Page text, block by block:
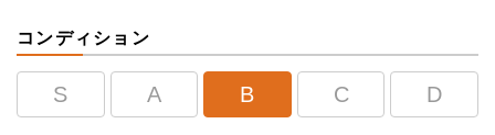
コンディション
S A B C D